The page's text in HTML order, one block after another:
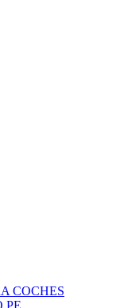
COCHES
PE